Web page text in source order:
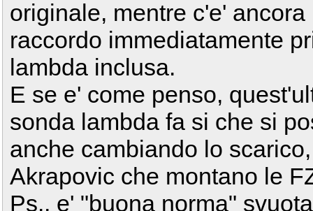
originale, mentre c'e'
raccordo immediatamente
lambda inclusa.
E se e' come penso,
sonda lambda fa si che si
anche cambiando lo
Akrapovic che montano le
Ps., e' "buona norma"